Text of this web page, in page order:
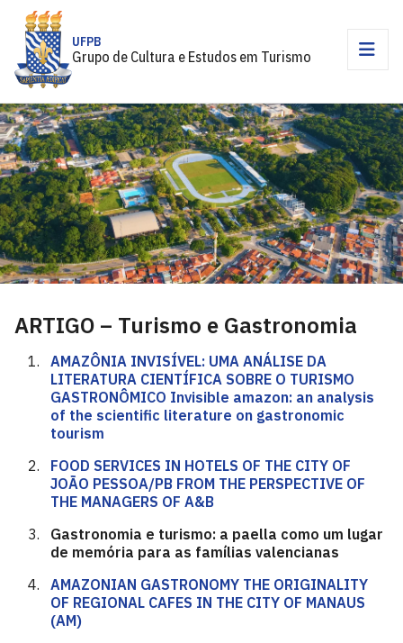
UFPB
Grupo de Cultura e Estudos em Turismo
ARTIGO – Turismo e Gastronomia
AMAZÔNIA INVISÍVEL: UMA ANÁLISE DA
LITERATURA CIENTÍFICA SOBRE O TURISMO
GASTRONÔMICO Invisible amazon: an analysis
of the scientific literature on gastronomic
tourism
FOOD SERVICES IN HOTELS OF THE CITY OF
JOÃO PESSOA/PB FROM THE PERSPECTIVE OF
THE MANAGERS OF A&B
Gastronomia e turismo: a paella como um lugar
de memória para as famílias valencianas
AMAZONIAN GASTRONOMY THE ORIGINALITY
OF REGIONAL CAFES IN THE CITY OF MANAUS
(AM)